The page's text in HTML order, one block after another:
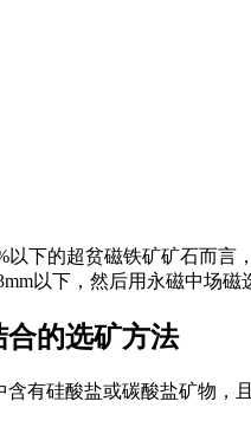
以下的超贫磁铁矿矿石而
以下，然后用永磁中场
的选矿方法
含有硅酸盐或碳酸盐矿物，